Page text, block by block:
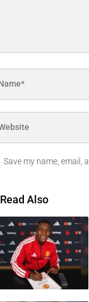
Save my name, email,
Read Also